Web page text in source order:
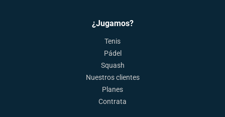
¿Jugamos?
Tenis
Pádel
Squash
Nuestros clientes
Planes
Contrata